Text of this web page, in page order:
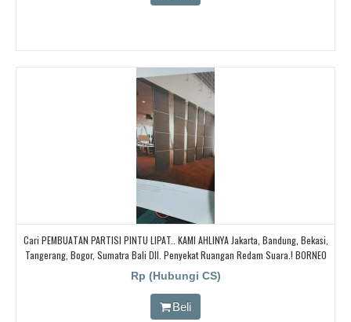
Cari PEMBUATAN PARTISI PINTU LIPAT.. KAMI AHLINYA Jakarta, Bandung, Bekasi,
Tangerang, Bogor, Sumatra Bali Dll. Penyekat Ruangan Redam Suara.! BORNEO
PARTISI PINTU LIPAT, Cari Partisi Geser/PABRIK BORNEO PARTISI PINTU LIPAT,
Rp (Hubungi CS)
Beli